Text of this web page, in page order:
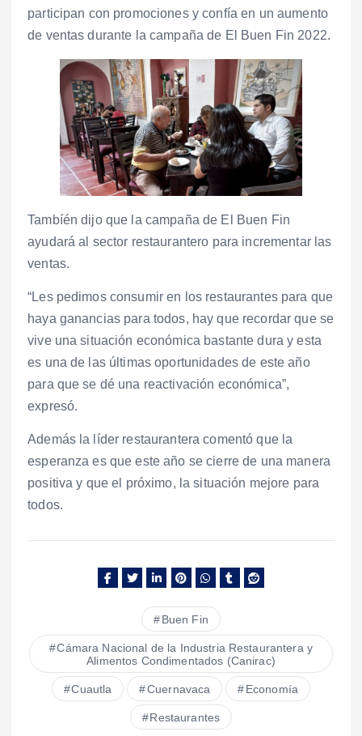
participan con promociones y confía en un aumento
de ventas durante la campaña de El Buen Fin 2022.
Tambíén dijo que la campaña de El Buen Fin
ayudará al sector restaurantero para incrementar las
ventas.
“Les pedimos consumir en los restaurantes para que
haya ganancias para todos, hay que recordar que se
vive una situación económica bastante dura y esta
es una de las últimas oportunidades de este año
para que se dé una reactivación económica”,
expresó.
Además la líder restaurantera comentó que la
esperanza es que este año se cierre de una manera
positiva y que el próximo, la situación mejore para
todos.
Buen Fin
Cámara Nacional de la Industria Restaurantera y
Alimentos Condimentados (Canirac)
Cuautla Cuernavaca Economía
Restaurantes